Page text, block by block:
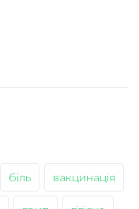
біль вакцинація